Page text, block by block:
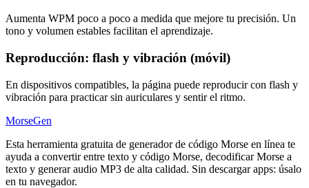
Aumenta WPM poco a poco a medida que mejore tu precisión. Un
tono y volumen estables facilitan el aprendizaje.
Reproducción: flash y vibración (móvil)
En dispositivos compatibles, la página puede reproducir con flash y
vibración para practicar sin auriculares y sentir el ritmo.
MorseGen
Esta herramienta gratuita de generador de código Morse en línea te
ayuda a convertir entre texto y código Morse, decodificar Morse a
texto y generar audio MP3 de alta calidad. Sin descargar apps: úsalo
en tu navegador.